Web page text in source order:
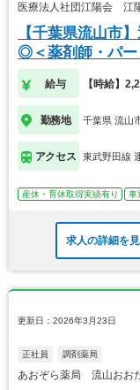
医療法人社団江陽会 江
【千葉県流山市
◎＜薬剤師・パー
給与 【時給】
勤務地 千葉県 流山
アクセス 東武野田線
産休・育休取得実績有り 車
求人の詳細を
更新日：2026年3月23日
正社員 調剤薬局
あおぞら薬局 流山おお